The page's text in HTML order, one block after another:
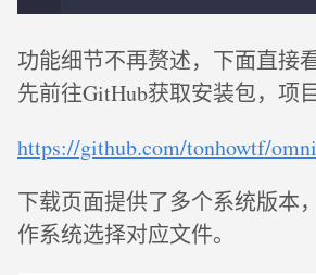
功能细节不再赘述，下面直接
先前往GitHub获取安装包，项
https://github.com/tonhowtf/
下载页面提供了多个系统版本
作系统选择对应文件。